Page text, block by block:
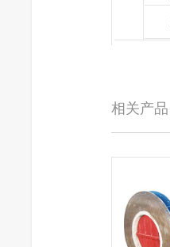
相关产品